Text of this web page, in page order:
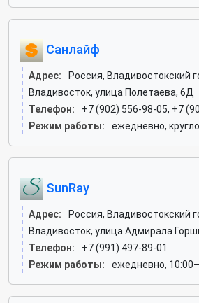
Санлайф
Адрес:
Россия, Владивостокский
Владивосток, улица Полетаева, 6Д
Телефон:
+7 (902) 556-98-05, +7
Режим работы:
ежедневно,
SunRay
Адрес:
Россия, Владивостокский
Владивосток, улица Адмирала
Телефон:
+7 (991) 497-89-01
Режим работы:
ежедневно,